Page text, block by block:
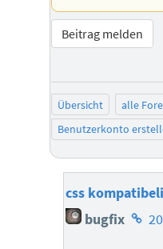
Beitrag melden
Übersicht alle
Benutzerkonto
css
bugfix